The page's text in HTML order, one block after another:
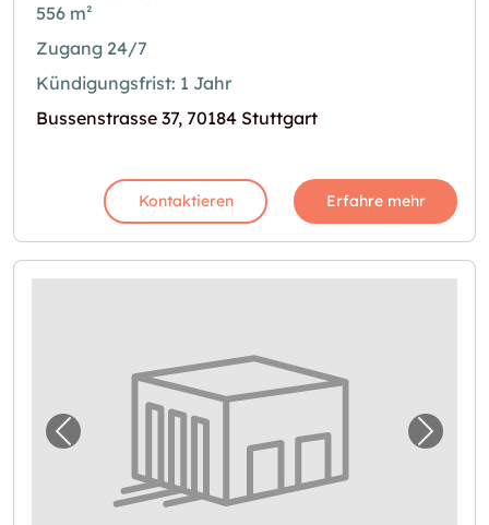
556 m²
Zugang 24/7
Kündigungsfrist: 1 Jahr
Bussenstrasse 37, 70184 Stuttgart
Kontaktieren Erfahre mehr
Vorheriges Bild für "In Stuttgart einen